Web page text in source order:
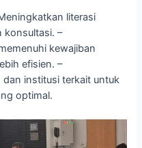
literasi
konsultasi. –
kewajiban
efisien. –
institusi terkait untuk
optimal.